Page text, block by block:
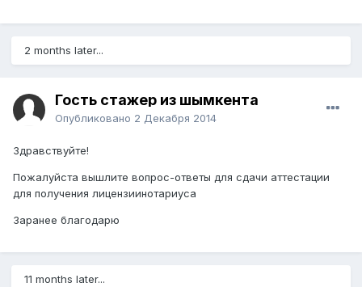
2 months later...
Гость стажер из шымкента
Опубликовано 2 Декабря 2014
Здравствуйте!
Пожалуйста вышлите вопрос-ответы для сдачи аттестации
для получения лицензиинотариуса
Заранее благодарю
11 months later...